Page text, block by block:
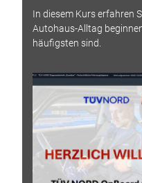
In diesem Kurs erfahren
Autohaus-Alltag
häufigsten sind.